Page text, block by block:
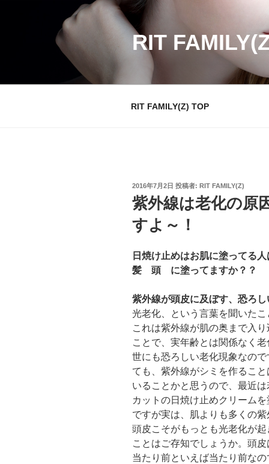
RIT
RIT FAMILY(Z) TOP
投
稿
日:
2016年7月2日 投稿者: RIT FAMILY(Z)
紫外線は老化の原
すよ～！
日焼け止めはお肌に塗ってる
髪 頭 に塗ってますか？？
紫外線が頭皮に及ぼす、恐ろ
光老化、という言葉を聞いた
これは紫外線が肌の奥まで入
ことで、実年齢とは関係なく
世にも恐ろしい老化現象なの
ても、紫外線がシミを作るこ
いることかと思うので、最近
カットの日焼け止めクリーム
ですが実は、肌よりも多くの
頭皮こそがもっとも光老化が
ことはご存知でしょうか。頭
当たり前といえば当たり前な